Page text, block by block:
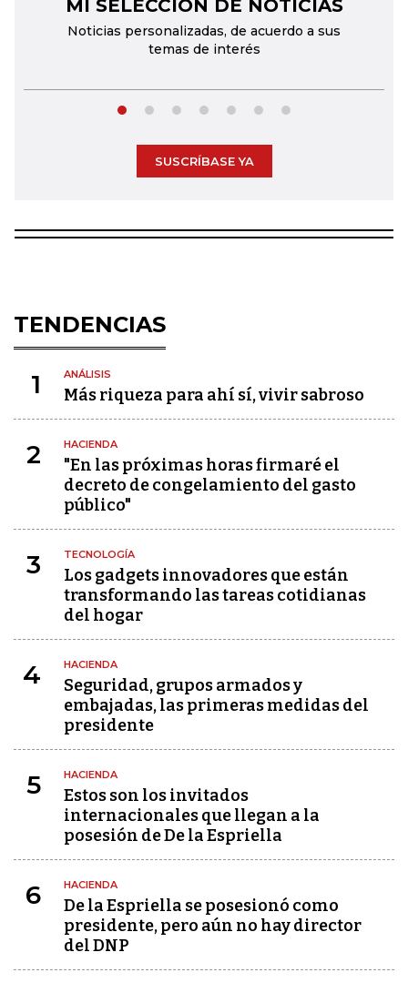
MI SELECCIÓN DE NOTICIAS
Noticias personalizadas, de acuerdo a sus
temas de interés
SUSCRÍBASE YA
TENDENCIAS
1 ANÁLISIS
Más riqueza para ahí sí, vivir sabroso
2 HACIENDA
"En las próximas horas firmaré el
decreto de congelamiento del gasto
público"
3 TECNOLOGÍA
Los gadgets innovadores que están
transformando las tareas cotidianas
del hogar
4 HACIENDA
Seguridad, grupos armados y
embajadas, las primeras medidas del
presidente
5 HACIENDA
Estos son los invitados
internacionales que llegan a la
posesión de De la Espriella
6 HACIENDA
De la Espriella se posesionó como
presidente, pero aún no hay director
del DNP